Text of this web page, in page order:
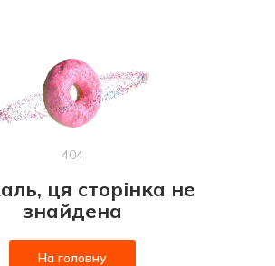
404
ця сторінка не
знайдена
На головну